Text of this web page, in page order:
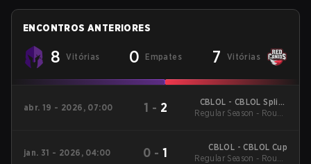
ENCONTROS ANTERIORES
8 Vitórias 0 Empates 7 Vitórias
abr. 19 - 2026, 07:00 1 - 2
CBLOL - CBLOL Split 1
2026
Regular Season - Round
jan. 31 - 2026, 04:00 0 -1
CBLOL - CBLOL Cup
Regular Season - Round